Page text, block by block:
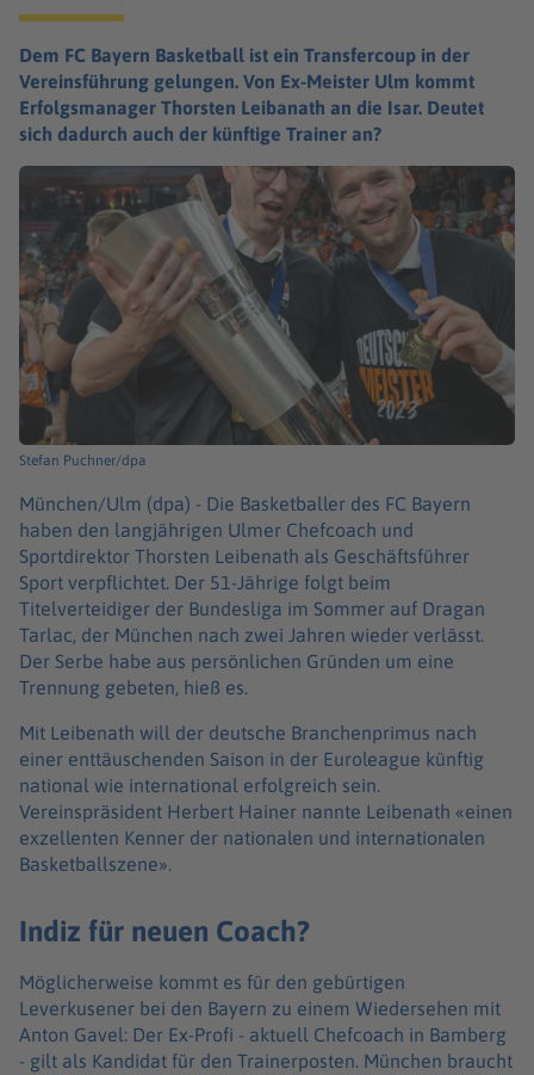
Dem FC Bayern Basketball ist ein Transfercoup in der
Vereinsführung gelungen. Von Ex-Meister Ulm kommt
Erfolgsmanager Thorsten Leibanath an die Isar. Deutet
sich dadurch auch der künftige Trainer an?
Stefan Puchner/dpa
München/Ulm (dpa) - Die Basketballer des FC Bayern
haben den langjährigen Ulmer Chefcoach und
Sportdirektor Thorsten Leibenath als Geschäftsführer
Sport verpflichtet. Der 51-Jährige folgt beim
Titelverteidiger der Bundesliga im Sommer auf Dragan
Tarlac, der München nach zwei Jahren wieder verlässt.
Der Serbe habe aus persönlichen Gründen um eine
Trennung gebeten, hieß es.
Mit Leibenath will der deutsche Branchenprimus nach
einer enttäuschenden Saison in der Euroleague künftig
national wie international erfolgreich sein.
Vereinspräsident Herbert Hainer nannte Leibenath «einen
exzellenten Kenner der nationalen und internationalen
Basketballszene».
Indiz für neuen Coach?
Möglicherweise kommt es für den gebürtigen
Leverkusener bei den Bayern zu einem Wiedersehen mit
Anton Gavel: Der Ex-Profi - aktuell Chefcoach in Bamberg
- gilt als Kandidat für den Trainerposten. München braucht